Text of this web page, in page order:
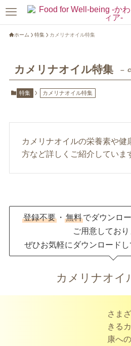
ホーム 特集 カメリナオイル特集
カメリナオイル特集 –
特集 カメリナオイル特集
カメリナオイルの栄養素や健
方など詳しくご紹介していま
登録不要・ 無料でダウンロ
ご用意しており
ぜひお気軽にダウンロードし
カメリナオイ
さま
きる
康へ